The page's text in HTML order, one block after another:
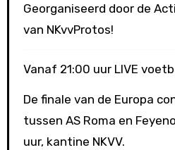
Georganiseerd door de
van NKvvProtos!
Vanaf 21:00 uur LIVE
De finale van de Europa
tussen AS Roma en
uur, kantine NKVV.